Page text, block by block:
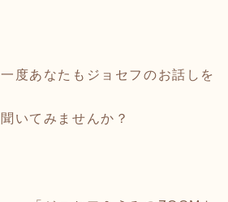
一度あなたもジョセフのお話しを
聞いてみませんか？